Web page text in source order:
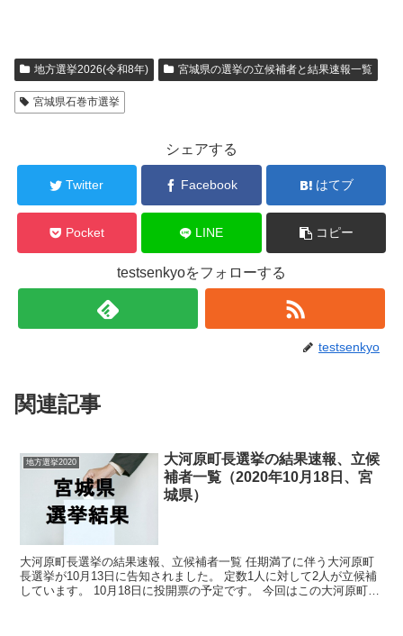
地方選挙2026(令和8年) 宮城県の選挙の立候補者と結果速報一覧
宮城県石巻市選挙
シェアする
Twitter Facebook はてブ
Pocket LINE コピー
testsenkyoをフォローする
testsenkyo
関連記事
地方選挙2020
大河原町長選挙の結果速報、立候
補者一覧（2020年10月18日、宮
城県）
大河原町長選挙の結果速報、立候補者一覧 任期満了に伴う大河原町
長選挙が10月13日に告知されました。 定数1人に対して2人が立候補
しています。 10月18日に投開票の予定です。 今回はこの大河原町長